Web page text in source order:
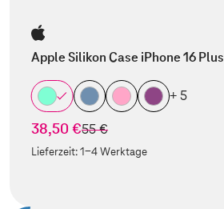
Apple Silikon Case iPhone 16 Plus
+ 5
38,50 €statt
55 €
Lieferzeit:1-4 Werktage